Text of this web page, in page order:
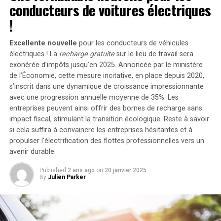
supplémentaires via des panneaux solaires additionnels,
portant ainsi la puissance totale à un impressionnant
2400 watts
de stockage énergétique, il est possible d’intégrer
jusqu’à cinq batteries supplémentaires de 1,6
kilowattheure chacune, augmentant la capacité totale à
9,6 kilowattheures.
Intégration dans un Écosystème
Intelligent
Le Solarbank 2 AC s’intègre parfaitement dans un
écosystème énergétique intelligent grâce à sa
compatibilité avec le compteur Anker SOLIX Smart et
les prises intelligentes proposées par Anker. cette
consommation électrique tout en réduisant les pertes
énergétiques inutiles. De plus, Anker SOLIX prévoit
conducteurs de voitures électriques
!
Excellente nouvelle pour les conducteurs de véhicules
électriques ! La recharge gratuitesur le lieu de travail sera
exonérée d’impôts jusqu’en 2025. Annoncée par le ministère
de l’Économie, cette mesure incitative, en place depuis 2020,
s’inscrit dans une dynamique de croissance impressionnante
avec une progression annuelle moyenne de 35%. Les
entreprises peuvent ainsi offrir des bornes de recharge sans
impact fiscal, stimulant la transition écologique. Reste à savoir
si cela suffira à convaincre les entreprises hésitantes et à
propulser l’électrification des flottes professionnelles vers un
avenir durable.
Published 2 ans ago on 20 janvier 2025
By Julien Parker